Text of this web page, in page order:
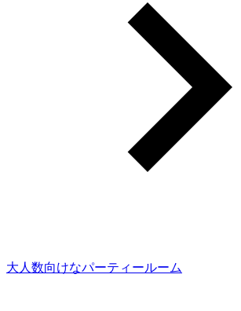
大人数向けなパーティールーム